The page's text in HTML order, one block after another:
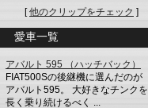
[他のクリップをチェック ]
愛車一覧
アバルト 595 （ハッチバック）
FIAT500Sの後継機に選んだのが
アバルト595。 大好きなチンクを
長く乗り続けるべく ...